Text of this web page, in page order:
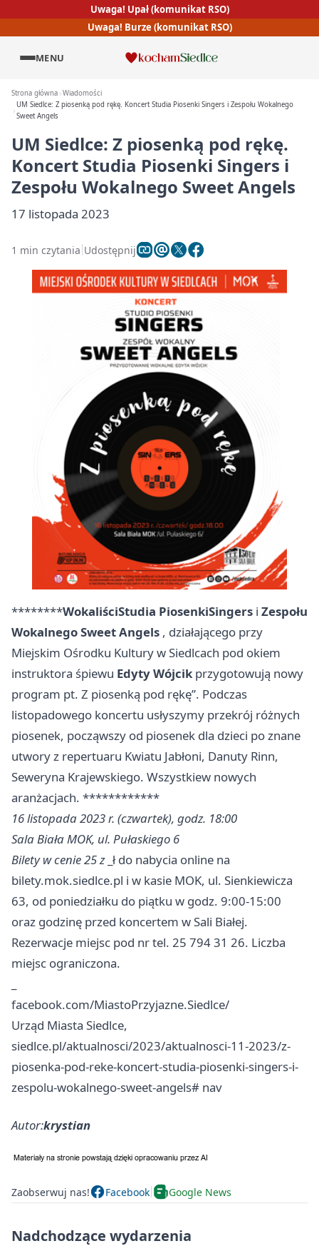
Uwaga! Upał (komunikat RSO)
Uwaga! Burze (komunikat RSO)
MENU
Strona główna Wiadomości
UM Siedlce: Z piosenką pod rękę. Koncert Studia Piosenki Singers i Zespołu Wokalnego
Sweet Angels
UM Siedlce: Z piosenką pod rękę.
Koncert Studia Piosenki Singers i
Zespołu Wokalnego Sweet Angels
17 listopada 2023
1 min czytania Udostępnij
********WokaliściStudia PiosenkiSingers i Zespołu
Wokalnego Sweet Angels , działającego przy
Miejskim Ośrodku Kultury w Siedlcach pod okiem
instruktora śpiewu EdytyWójcik przygotowują nowy
program pt. Z piosenką pod rękę”. Podczas
listopadowego koncertu usłyszymy przekrój różnych
piosenek, począwszy od piosenek dla dzieci po znane
utwory z repertuaru Kwiatu Jabłoni, Danuty Rinn,
Seweryna Krajewskiego. Wszystkiew nowych
aranżacjach. ************
16 listopada 2023 r. (czwartek), godz. 18:00
Sala Biała MOK, ul. Pułaskiego 6
Bilety w cenie25 z_ł do nabycia online na
bilety.mok.siedlce.pl i w kasie MOK, ul. Sienkiewicza
63, od poniedziałku do piątku w godz. 9:00-15:00
oraz godzinę przed koncertem w Sali Białej.
Rezerwacje miejsc pod nr tel. 25 794 31 26. Liczba
miejsc ograniczona.
facebook.com/MiastoPrzyjazne.Siedlce/
Urząd Miasta Siedlce,
siedlce.pl/aktualnosci/2023/aktualnosci-11-2023/z-
piosenka-pod-reke-koncert-studia-piosenki-singers-i-
zespolu-wokalnego-sweet-angels# nav
Autor:krystian
Zaobserwuj nas! Facebook Google News
Nadchodzące wydarzenia